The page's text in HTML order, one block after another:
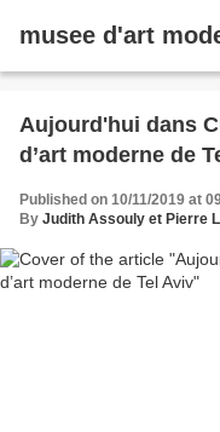
musee d'art
Aujourd'hui dans
d’art moderne de
Published on 10/11/2019 at
By Judith Assouly et Pierre